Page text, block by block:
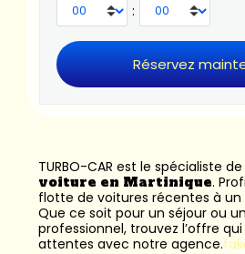
:
TURBO-CAR est le spécialiste de
voiture en Martinique.
flotte de voitures récentes à
Que ce soit pour un séjour ou
professionnel, trouvez l’offre
attentes avec notre agence.